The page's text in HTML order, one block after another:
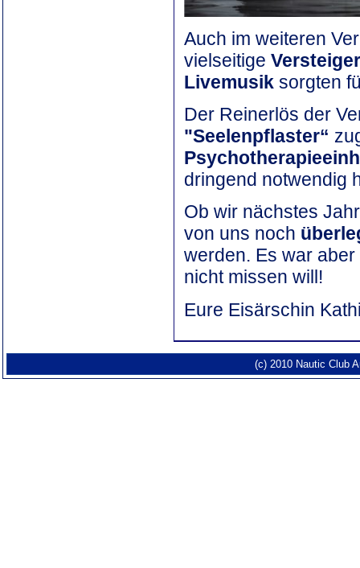
Auch im weiteren
vielseitige
Livemusik sorgten
Der Reinerlös der
"Seelenpflaster“
dringend notwendig
Ob wir nächstes
von uns noch
werden. Es war
nicht missen will!
Eure Eisärschin
(c) 2010 Nautic Club